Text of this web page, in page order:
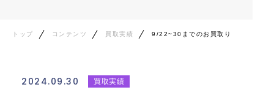
コンテンツ・ニュース
トップ コンテンツ 買取実績 9/22~30までのお買取り
2024.09.30 買取実績